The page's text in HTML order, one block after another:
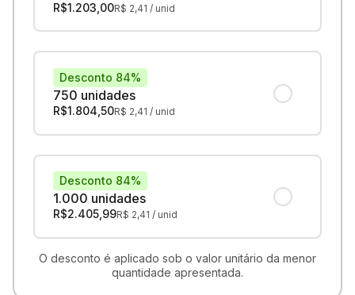
R$1.203,00R$ 2,41 / unid
750 unidades
Desconto 84%
R$1.804,50R$ 2,41 / unid
1.000 unidades
Desconto 84%
R$2.405,99R$ 2,41 / unid
O desconto é aplicado sob o valor unitário da menor
quantidade apresentada.